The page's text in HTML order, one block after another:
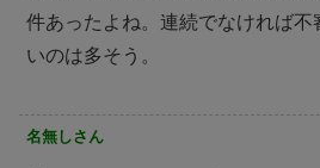
件あったよね。連続でなければ不
いのは多そう。
名無しさん